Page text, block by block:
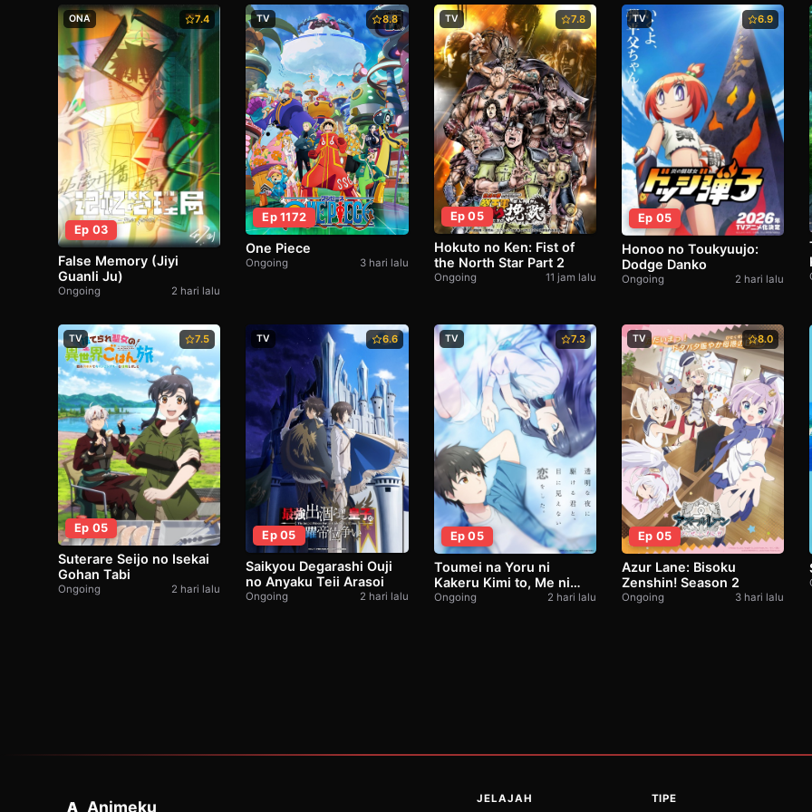
ONA 7.4
Ep 03
False Memory (Jiyi
Guanli Ju)
Ongoing 2 hari lalu
TV 8.8
Ep 1172
One Piece
Ongoing 3 hari lalu
TV 7.8
Ep 05
Hokuto no Ken: Fist of
the North Star Part 2
Ongoing 11 jam lalu
TV 6.9
Ep 05
Honoo no Toukyuujo:
Dodge Danko
Ongoing 2 hari lalu
TV 7.5
Ep 05
Suterare Seijo no Isekai
Gohan Tabi
Ongoing 2 hari lalu
TV 6.6
Ep 05
Saikyou Degarashi Ouji
no Anyaku Teii Arasoi
Ongoing 2 hari lalu
TV 7.3
Ep 05
Toumei na Yoru ni
Kakeru Kimi to, Me ni
Mienai Koi wo Shita
Ongoing 2 hari lalu
TV 8.0
Ep 05
Azur Lane: Bisoku
Zenshin! Season 2
Ongoing 3 hari lalu
A Animeku JELAJAH TIPE